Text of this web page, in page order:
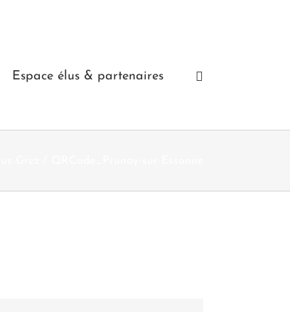
Espace élus & partenaires